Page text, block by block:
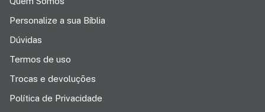
Personalize a sua Bíblia
Dúvidas
Termos de uso
Trocas e devoluções
Política de Privacidade